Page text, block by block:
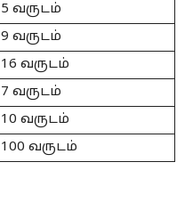
5 வருடம்
9 வருடம்
16 வருடம்
7 வருடம்
10 வருடம்
100 வருடம்